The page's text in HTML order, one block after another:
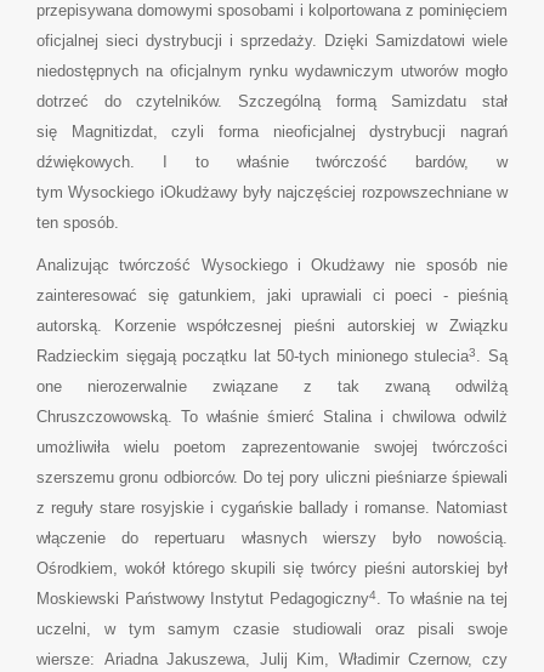
przepisywana domowymi sposobami i kolportowana z pominięciem
oficjalnej sieci dystrybucji i sprzedaży. Dzięki Samizdatowi wiele
niedostępnych na oficjalnym rynku wydawniczym utworów mogło
dotrzeć do czytelników. Szczególną formą Samizdatu stał
się Magnitizdat, czyli forma nieoficjalnej dystrybucji nagrań
dźwiękowych. I to właśnie twórczość bardów, w
tym Wysockiego iOkudżawy były najczęściej rozpowszechniane w
ten sposób.
Analizując twórczość Wysockiego i Okudżawy nie sposób nie
zainteresować się gatunkiem, jaki uprawiali ci poeci - pieśnią
autorską. Korzenie współczesnej pieśni autorskiej w Związku
Radzieckim sięgają początku lat 50-tych minionego stulecia3. Są
one nierozerwalnie związane z tak zwaną odwilżą
Chruszczowowską. To właśnie śmierć Stalina i chwilowa odwilż
umożliwiła wielu poetom zaprezentowanie swojej twórczości
szerszemu gronu odbiorców. Do tej pory uliczni pieśniarze śpiewali
z reguły stare rosyjskie i cygańskie ballady i romanse. Natomiast
włączenie do repertuaru własnych wierszy było nowością.
Ośrodkiem, wokół którego skupili się twórcy pieśni autorskiej był
Moskiewski Państwowy Instytut Pedagogiczny4. To właśnie na tej
uczelni, w tym samym czasie studiowali oraz pisali swoje
wiersze: Ariadna Jakuszewa, Julij Kim, Władimir Czernow, czy